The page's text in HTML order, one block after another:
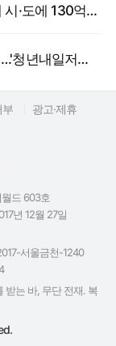
고용부, 중동전쟁 여파 대응 위해 8개 시·도에 130억 원 긴급 투입
월 10만 원 저축 시 3년 뒤 1440만 원…'청년내일저축계좌' 신규 모집
부
광고·제휴
드 603호
년 12월 27일
서울금천-1240
받는 바, 무단 전재. 복